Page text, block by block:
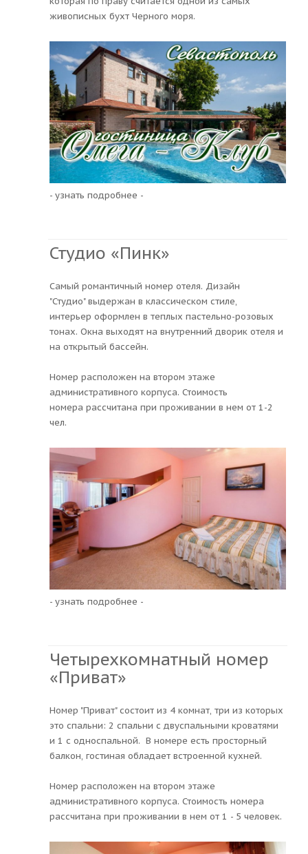
живописных бухт Черного моря.
- узнать подробнее -
Студио «Пинк»
Самый романтичный номер отеля. Дизайн
"Студио" выдержан в классическом стиле,
интерьер оформлен в теплых пастельно-розовых
тонах. Окна выходят на внутренний дворик отеля и
на открытый бассейн.
​Номер расположен на втором этаже
административного корпуса. Стоимость
номера рассчитана при проживании в нем от 1-2
чел.
- узнать подробнее -
Четырехкомнатный номер
«Приват»
Номер "Приват" состоит из 4 комнат, три из которых
это спальни: 2 спальни с двуспальными кроватями
и 1 с односпальной. В номере есть просторный
балкон, гостиная обладает встроенной кухней.
Номер расположен на втором этаже
административного корпуса. Стоимость номера
рассчитана при проживании в нем от 1 - 5 человек.